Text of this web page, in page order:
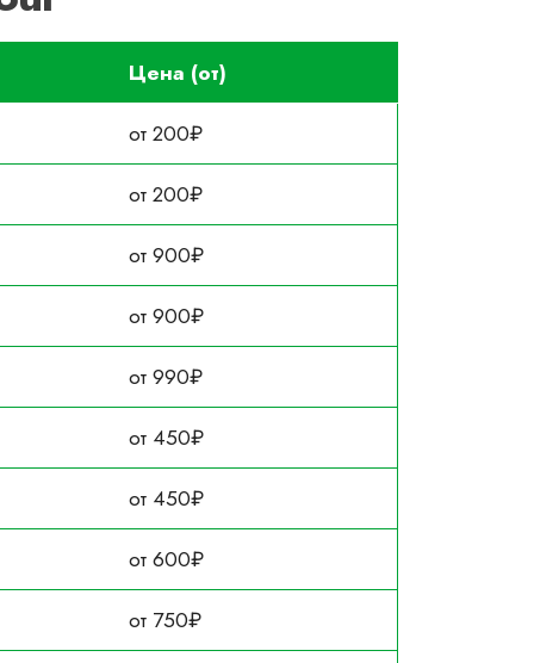
Цена (от)
от 200₽
от 200₽
от 900₽
от 900₽
от 990₽
от 450₽
от 450₽
от 600₽
от 750₽